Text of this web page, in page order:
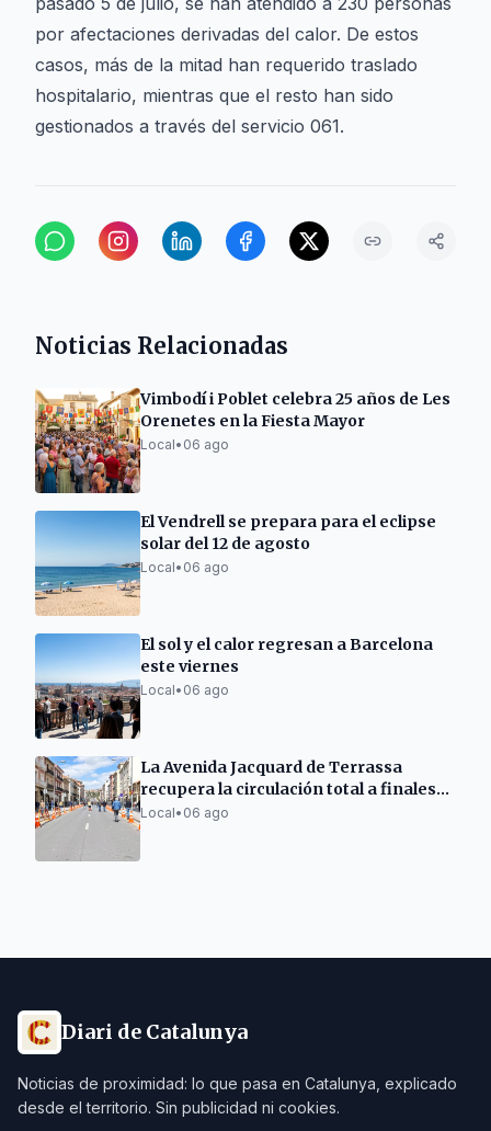
por afectaciones derivadas del calor. De estos
casos, más de la mitad han requerido traslado
hospitalario, mientras que el resto han sido
gestionados a través del servicio 061.
Noticias Relacionadas
Vimbodí i Poblet celebra 25 años de Les
Orenetes en la Fiesta Mayor
Local• 06 ago
El Vendrell se prepara para el eclipse
solar del 12 de agosto
Local• 06 ago
El sol y el calor regresan a Barcelona
este viernes
Local• 06 ago
La Avenida Jacquard de Terrassa
recupera la circulación total a finales
de semana
Local• 06 ago
Diari de Catalunya
Noticias de proximidad: lo que pasa en Catalunya, explicado
desde el territorio. Sin publicidad ni cookies.